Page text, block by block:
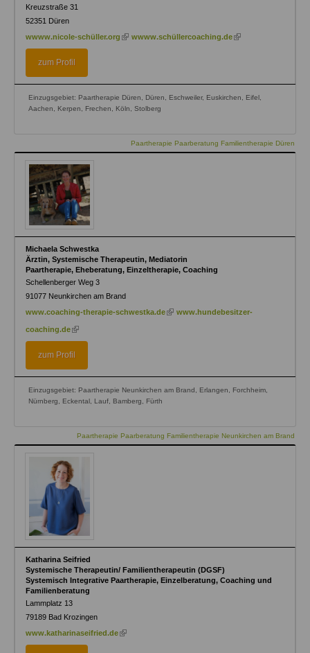
Kreuzstraße 31
52351 Düren
wwww.nicole-schüller.org (linkwwww.schüllercoaching.de (link
zum Profil
Einzugsgebiet: Paartherapie Düren, Düren, Eschweiler, Euskirchen, Eifel,
Aachen, Kerpen, Frechen, Köln, Stolberg
Paartherapie Paarberatung Familientherapie Düren
Michaela Schwestka
Ärztin, Systemische Therapeutin, Mediatorin
Paartherapie, Eheberatung, Einzeltherapie, Coaching
Schellenberger Weg 3
91077 Neunkirchen am Brand
www.coaching-therapie-schwestka.de (linkwww.hundebesitzer-
coaching.de (link
zum Profil
Einzugsgebiet: Paartherapie Neunkirchen am Brand, Erlangen, Forchheim,
Nürnberg, Eckental, Lauf, Bamberg, Fürth
Paartherapie Paarberatung Familientherapie Neunkirchen am Brand
Katharina Seifried
Systemische Therapeutin/ Familientherapeutin (DGSF)
Systemisch Integrative Paartherapie, Einzelberatung, Coaching und
Familienberatung
Lammplatz 13
79189 Bad Krozingen
www.katharinaseifried.de(link